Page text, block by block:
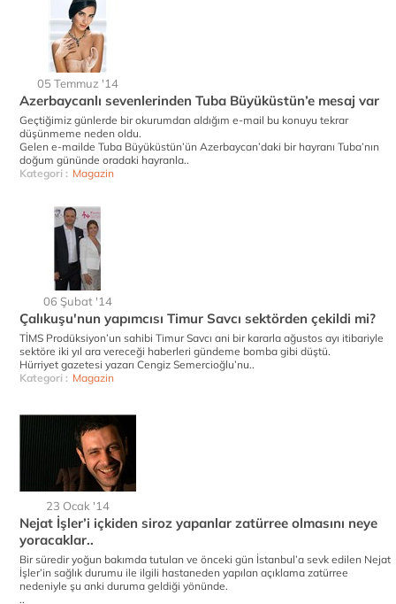
05 Temmuz '14
Azerbaycanlı sevenlerinden Tuba Büyüküstün’e mesaj var
Geçtiğimiz günlerde bir okurumdan aldığım e-mail bu konuyu tekrar
düşünmeme neden oldu.
Gelen e-mailde Tuba Büyüküstün’ün Azerbaycan’daki bir hayranı Tuba’nın
doğum gününde oradaki hayranla..
Kategori : Magazin
06 Şubat '14
Çalıkuşu'nun yapımcısı Timur Savcı sektörden çekildi mi?
TİMS Prodüksiyon’un sahibi Timur Savcı ani bir kararla ağustos ayı itibariyle
sektöre iki yıl ara vereceği haberleri gündeme bomba gibi düştü.
Hürriyet gazetesi yazarı Cengiz Semercioğlu’nu..
Kategori : Magazin
23 Ocak '14
Nejat İşler’i içkiden siroz yapanlar zatürree olmasını neye
yoracaklar..
Bir süredir yoğun bakımda tutulan ve önceki gün İstanbul’a sevk edilen Nejat
İşler’in sağlık durumu ile ilgili hastaneden yapılan açıklama zatürree
nedeniyle şu anki duruma geldiği yönünde.
..